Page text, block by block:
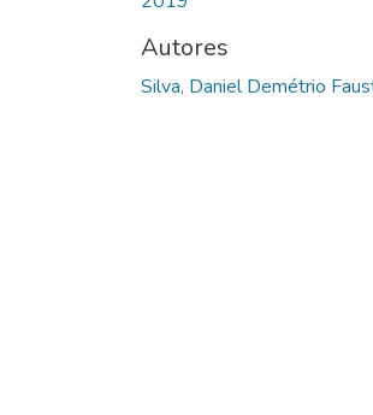
Autores
Silva, Daniel Demétrio